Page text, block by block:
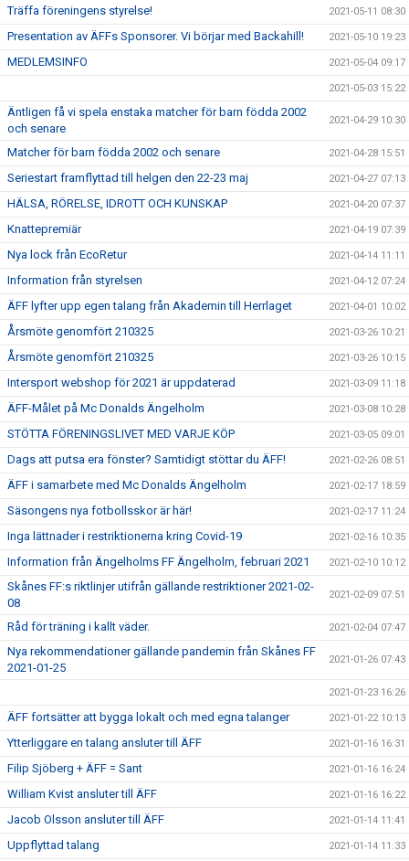
Träffa föreningens styrelse! 2021-05-11 08:30
Presentation av ÄFFs Sponsorer. Vi börjar med Backahill! 2021-05-10 19:23
MEDLEMSINFO 2021-05-04 09:17
2021-05-03 15:22
Äntligen få vi spela enstaka matcher för barn födda 2002
och senare
2021-04-29 10:30
Matcher för barn födda 2002 och senare 2021-04-28 15:51
Seriestart framflyttad till helgen den 22-23 maj 2021-04-27 07:13
HÄLSA, RÖRELSE, IDROTT OCH KUNSKAP 2021-04-20 07:37
Knattepremiär 2021-04-19 07:39
Nya lock från EcoRetur 2021-04-14 11:11
Information från styrelsen 2021-04-12 07:24
ÄFF lyfter upp egen talang från Akademin till Herrlaget 2021-04-01 10:02
Årsmöte genomfört 210325 2021-03-26 10:21
Årsmöte genomfört 210325 2021-03-26 10:15
Intersport webshop för 2021 är uppdaterad 2021-03-09 11:18
ÄFF-Målet på Mc Donalds Ängelholm 2021-03-08 10:28
STÖTTA FÖRENINGSLIVET MED VARJE KÖP 2021-03-05 09:01
Dags att putsa era fönster? Samtidigt stöttar du ÄFF! 2021-02-26 08:51
ÄFF i samarbete med Mc Donalds Ängelholm 2021-02-17 18:59
Säsongens nya fotbollsskor är här! 2021-02-17 11:24
Inga lättnader i restriktionerna kring Covid-19 2021-02-16 10:35
Information från Ängelholms FF Ängelholm, februari 2021 2021-02-10 10:12
Skånes FF:s riktlinjer utifrån gällande restriktioner 2021-02-
08
2021-02-09 07:51
Råd för träning i kallt väder. 2021-02-04 07:47
Nya rekommendationer gällande pandemin från Skånes FF
2021-01-25
2021-01-26 07:43
2021-01-23 16:26
ÄFF fortsätter att bygga lokalt och med egna talanger 2021-01-22 10:13
Ytterliggare en talang ansluter till ÄFF 2021-01-16 16:31
Filip Sjöberg + ÄFF = Sant 2021-01-16 16:24
William Kvist ansluter till ÄFF 2021-01-16 16:22
Jacob Olsson ansluter till ÄFF 2021-01-14 11:41
Uppflyttad talang 2021-01-14 11:33